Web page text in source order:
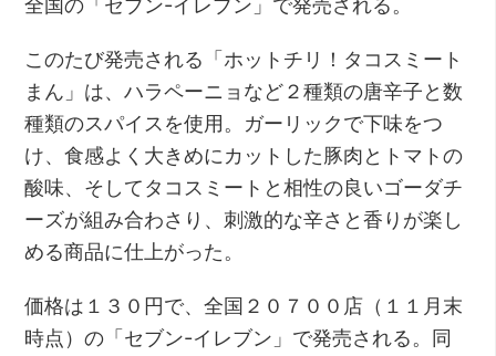
このたび発売される「ホットチリ！タコスミート
まん」は、ハラペーニョなど２種類の唐辛子と数
種類のスパイスを使用。ガーリックで下味をつ
け、食感よく大きめにカットした豚肉とトマトの
酸味、そしてタコスミートと相性の良いゴーダチ
ーズが組み合わさり、刺激的な辛さと香りが楽し
める商品に仕上がった。
価格は１３０円で、全国２０７００店（１１月末
時点）の「セブン-イレブン」で発売される。同